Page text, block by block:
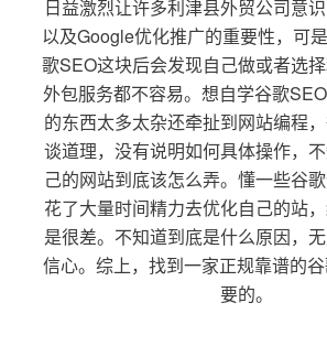
日益激烈让许多利津县外贸公司意
以及Google优化推广的重要性，可
歌SEO这块后会发现自己做或者选
外包服务都不容易。想自学谷歌
的东西太多太杂还牵扯到网站编程
谈道理，没有说明如何具体操作，
己的网站到底该怎么弄。懂一些谷歌
花了大量时间精力去优化自己的站
是很差。不知道到底是什么原因，
信心。综上，找到一家正规靠谱的
要的。